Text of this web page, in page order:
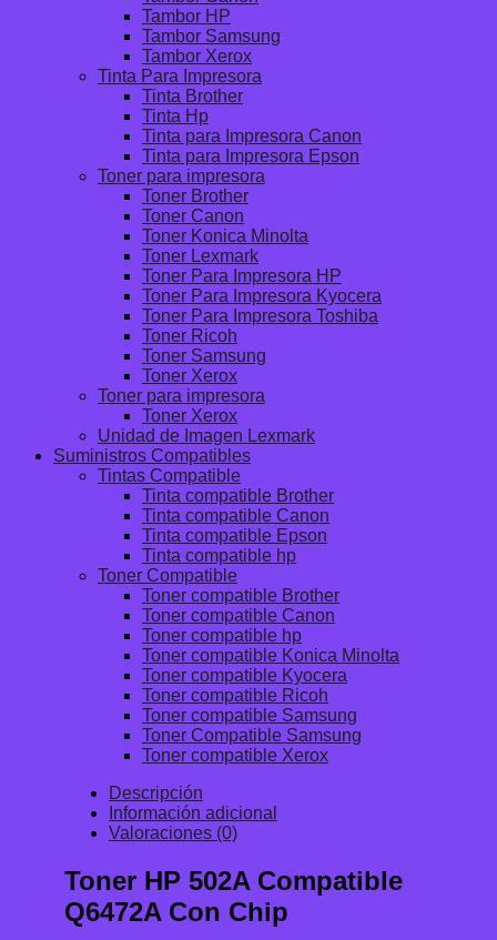
Tambor HP
Tambor Samsung
Tambor Xerox
Tinta Para Impresora
Tinta Brother
Tinta Hp
Tinta para Impresora Canon
Tinta para Impresora Epson
Toner para impresora
Toner Brother
Toner Canon
Toner Konica Minolta
Toner Lexmark
Toner Para Impresora HP
Toner Para Impresora Kyocera
Toner Para Impresora Toshiba
Toner Ricoh
Toner Samsung
Toner Xerox
Toner para impresora
Toner Xerox
Unidad de Imagen Lexmark
Suministros Compatibles
Tintas Compatible
Tinta compatible Brother
Tinta compatible Canon
Tinta compatible Epson
Tinta compatible hp
Toner Compatible
Toner compatible Brother
Toner compatible Canon
Toner compatible hp
Toner compatible Konica Minolta
Toner compatible Kyocera
Toner compatible Ricoh
Toner compatible Samsung
Toner Compatible Samsung
Toner compatible Xerox
Descripción
Información adicional
Valoraciones (0)
Toner HP 502A Compatible
Q6472A Con Chip